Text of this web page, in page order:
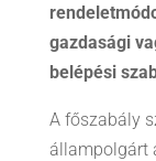
gazdasági
belépési
A főszabály
állampolgárt